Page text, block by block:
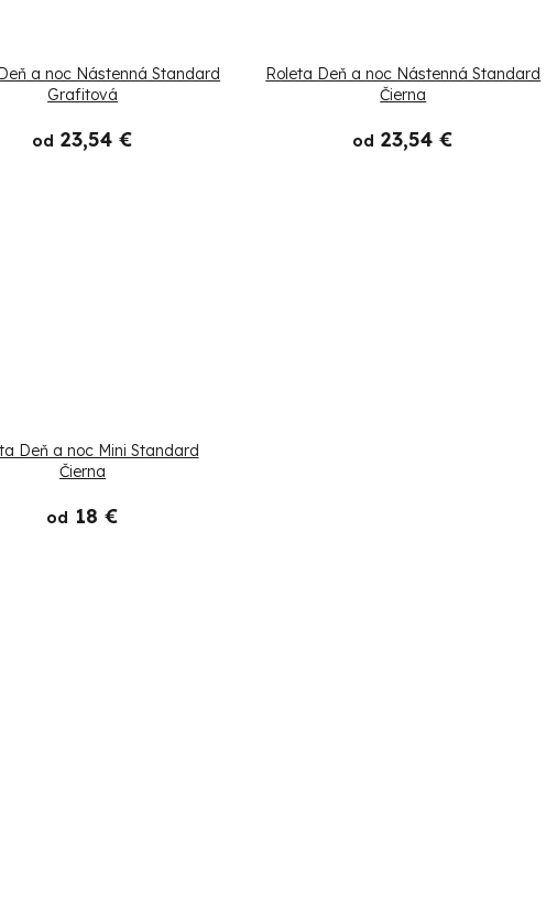
a noc Nástenná Standard
Grafitová
od 23,54 €
Roleta Deň a noc Nástenná Standard
Čierna
od 23,54 €
Deň a noc Mini Standard
Čierna
od 18 €